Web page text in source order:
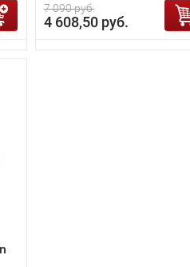
7 090 руб.
4 608,50 руб.